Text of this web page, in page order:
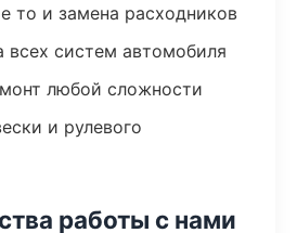
то и замена расходников
всех систем автомобиля
любой сложности
и рулевого
работы с нами